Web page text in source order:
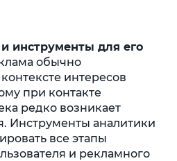
и инструменты для его
обычно
интересов
при контакте
редко возникает
Инструменты аналитики
все этапы
и рекламного